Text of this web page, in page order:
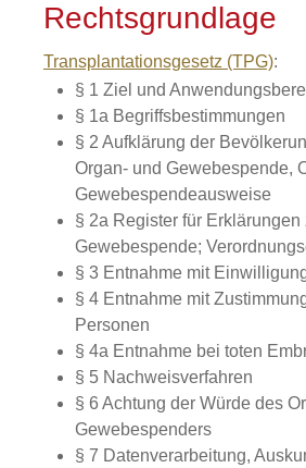
Rechtsgrundlage
Transplantationsgesetz (TPG):
§ 1 Ziel und
§ 1a Begriffsbestimmungen
§ 2 Aufklärung der
Organ- und Gewebespende,
Gewebespendeausweise
§ 2a Register für Erklärungen
Gewebespende;
§ 3 Entnahme mit
§ 4 Entnahme mit
Personen
§ 4a Entnahme bei toten
§ 5 Nachweisverfahren
§ 6 Achtung der Würde des
Gewebespenders
§ 7 Datenverarbeitung,